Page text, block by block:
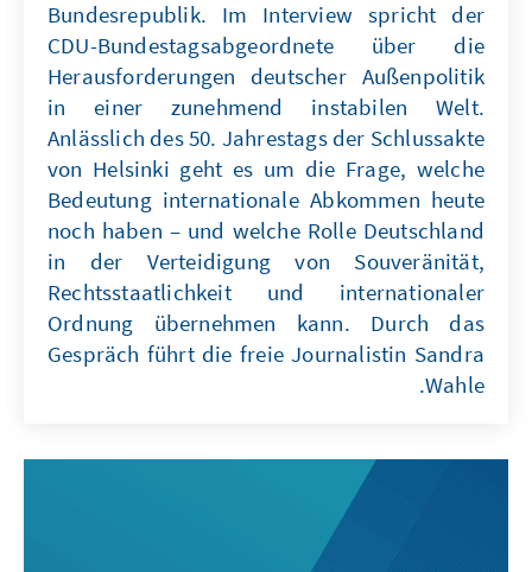
Bundesrepublik. Im Interview spricht der
CDU-Bundestagsabgeordnete über die
Herausforderungen deutscher Außenpolitik
in einer zunehmend instabilen Welt.
Anlässlich des 50. Jahrestags der Schlussakte
von Helsinki geht es um die Frage, welche
Bedeutung internationale Abkommen heute
noch haben – und welche Rolle Deutschland
in der Verteidigung von Souveränität,
Rechtsstaatlichkeit und internationaler
Ordnung übernehmen kann. Durch das
Gespräch führt die freie Journalistin Sandra
Wahle.